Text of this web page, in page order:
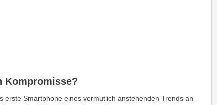
Kompromisse?
erste Smartphone eines vermutlich anstehenden Trends an